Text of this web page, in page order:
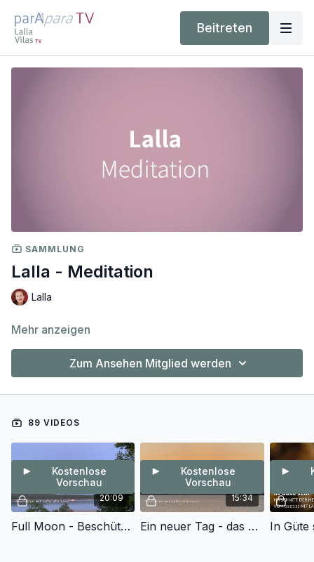
Beitreten
SAMMLUNG
Lalla - Meditation
Lalla
Mehr anzeigen
Zum Ansehen Mitglied werden
89 VIDEOS
20:09
Kostenlose
Vorschau
Full Moon - Beschützt werden
15:34
Kostenlose
Vorschau
Ein neuer Tag - das Geschenk der Möglichkeiten In Güte